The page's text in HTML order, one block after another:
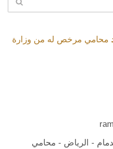
محامي مرخص له من وزارة
- الرياض - محامي